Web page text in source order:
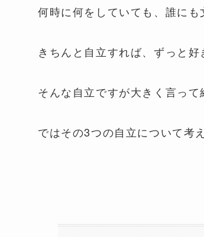
何時に何をしていても、誰にも
きちんと自立すれば、ずっと好
そんな自立ですが大きく言っ
ではその3つの自立について考